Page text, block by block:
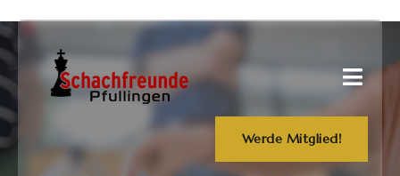
Werde Mitglied!